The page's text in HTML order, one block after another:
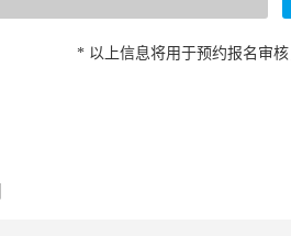
* 以上信息将用于预约报名审